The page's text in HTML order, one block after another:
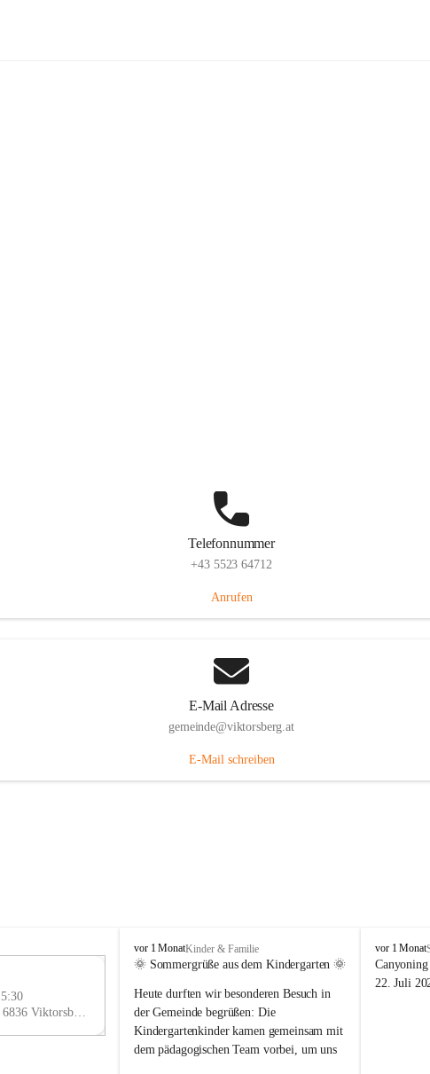
Telefonnummer
+43 5523 64712
Anrufen
E-Mail Adresse
gemeinde@viktorsberg.at
E-Mail schreiben
VHauptstraße 36, 6836 Viktorsberg, AUT
V
i
t
o
r
s
vor 1 MonatKinder & Familie
🌞 Sommergrüße aus dem Kindergarten 🌞
Heute durften wir besonderen Besuch in
der Gemeinde begrüßen: Die
Kindergartenkinder kamen gemeinsam mit
dem pädagogischen Team vorbei, um uns
V
i
k
vor 1 Monat
22. Juli